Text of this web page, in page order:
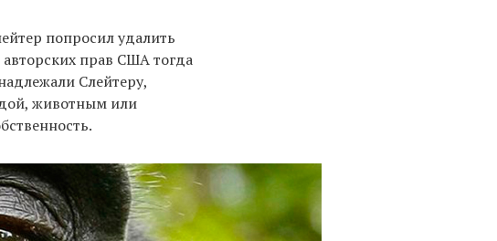
попросил удалить
прав США тогда
Слейтеру,
животным или